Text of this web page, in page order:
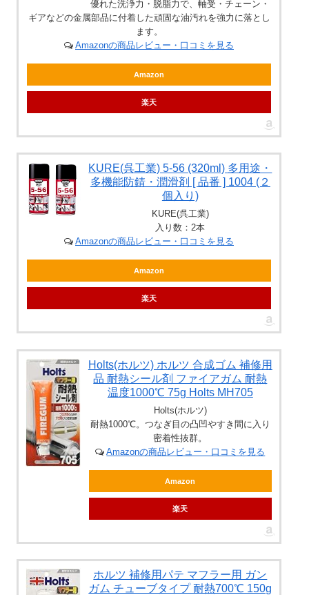
優れた洗浄力・脱脂力で、軸受・チェーン・
ギアなどの金属部品に付着した頑固な油汚れを強力に落とし
ます。
Amazonの商品レビュー・口コミを見る
Amazon
楽天
KURE(呉工業) 5-56 (320ml) 多用途・
多機能防錆・潤滑剤 [ 品番 ] 1004 (２
個入り)
KURE(呉工業)
入り数：2本
Amazonの商品レビュー・口コミを見る
Amazon
楽天
Holts(ホルツ) ホルツ 合成ゴム 補修用
品 耐熱シール剤 ファイアガム 耐熱
温度1000℃ 75g Holts MH705
Holts(ホルツ)
耐熱1000℃。つなぎ目の凸凹やすき間に入り
密着性抜群。
Amazonの商品レビュー・口コミを見る
Amazon
楽天
ホルツ 補修用パテ マフラー用 ガン
ガム チューブタイプ 耐熱700℃ 150g